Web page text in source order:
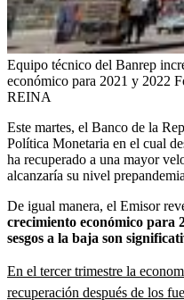
Equipo técnico del Banrep
económico para 2021 y 2022
REINA
Este martes, el Banco de la
Política Monetaria en el cual
ha recuperado a una mayor
alcanzaría su nivel
De igual manera, el Emisor
crecimiento económico para
sesgos a la baja son
En el tercer trimestre la
recuperación después de los